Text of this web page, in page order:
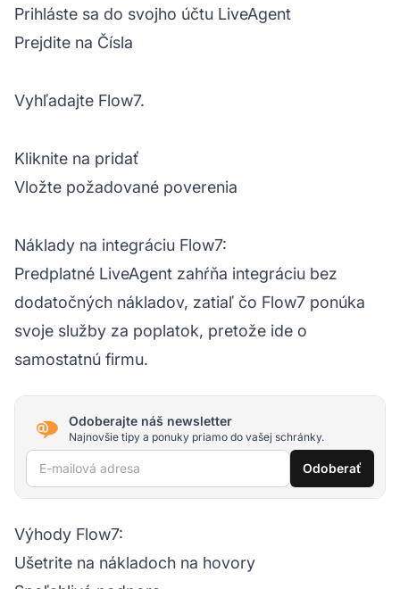
Prihláste sa do svojho účtu LiveAgent
Prejdite na Čísla
Vyhľadajte Flow7.
Kliknite na pridať
Vložte požadované poverenia
Náklady na integráciu Flow7:
Predplatné LiveAgent zahŕňa integráciu bez
dodatočných nákladov, zatiaľ čo Flow7 ponúka
svoje služby za poplatok, pretože ide o
samostatnú firmu.
Odoberajte náš newsletter
Najnovšie tipy a ponuky priamo do vašej schránky.
E-mailová adresa Odoberať
Výhody Flow7:
Ušetrite na nákladoch na hovory